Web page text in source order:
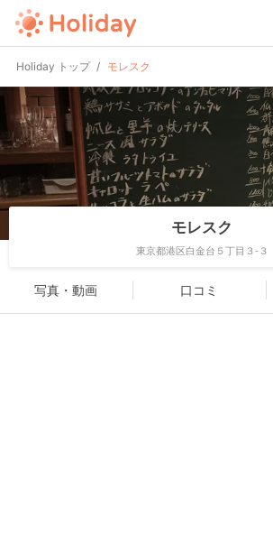
Holiday トップ モレスク
モレスク
東京都港区白金台５丁目３-３
写真・動画 口コミ